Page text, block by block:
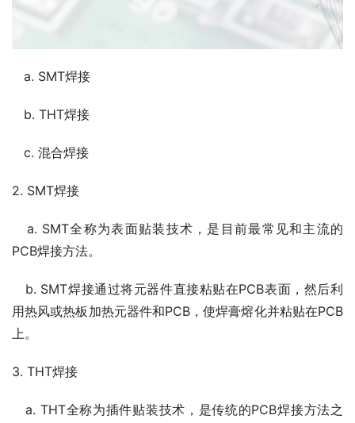
   a. SMT焊接
   b. THT焊接
   c. 混合焊接
2. SMT焊接
PCB焊接方法。
用热风或热板加热元器件和PCB，使焊膏熔化并粘贴在PCB
上。
3. THT焊接
   a. THT全称为插件贴装技术，是传统的PCB焊接方法之